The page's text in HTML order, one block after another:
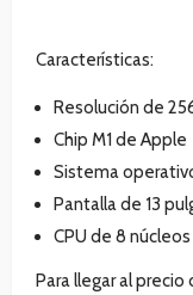
Características:
Resolución de
Chip M1 de Apple
Sistema
Pantalla de 13
CPU de 8 núcleos
Para llegar al